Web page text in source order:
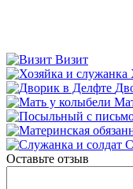
Визит
Оставьте отзыв